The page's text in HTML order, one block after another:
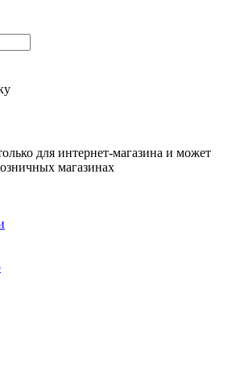
для интернет-магазина и может
магазинах